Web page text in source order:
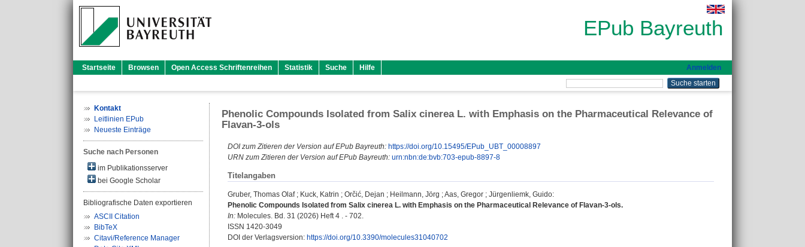
EPub Bayreuth
Startseite Browsen Open Access Schriftenreihen Statistik Suche Hilfe Anmelden
Kontakt
Leitlinien EPub
Neueste Einträge
Suche nach Personen
im Publikationsserver
bei Google Scholar
Bibliografische Daten exportieren
ASCII Citation
BibTeX
Citavi/Reference Manager
Phenolic Compounds Isolated from Salix cinerea L. with Emphasis on the Pharmaceutical Relevance of
Flavan-3-ols
DOI zum Zitieren der Version auf EPub Bayreuth: https://doi.org/10.15495/EPub_UBT_00008897
URN zum Zitieren der Version auf EPub Bayreuth: urn:nbn:de:bvb:703-epub-8897-8
Titelangaben
Gruber, Thomas Olaf; Kuck, Katrin ; Orčić, Dejan ; Heilmann, Jörg ;Aas, Gregor ; Jürgenliemk, Guido:
Phenolic Compounds Isolated from Salix cinerea L. with Emphasis on the Pharmaceutical Relevance of Flavan-3-ols.
In: Molecules. Bd. 31 (2026) Heft 4 . - 702.
ISSN 1420-3049
DOI der Verlagsversion: https://doi.org/10.3390/molecules31040702